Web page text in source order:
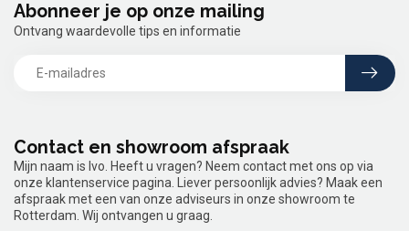
Contact en showroom afspraak
Mijn naam is Ivo. Heeft u vragen? Neem contact met ons op via
onze klantenservice pagina. Liever persoonlijk advies? Maak een
afspraak met een van onze adviseurs in onze showroom te
Rotterdam. Wij ontvangen u graag.
Abonneer je op onze mailing
Ontvang waardevolle tips en informatie